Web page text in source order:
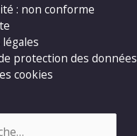
: non conforme
protection des données
cookies